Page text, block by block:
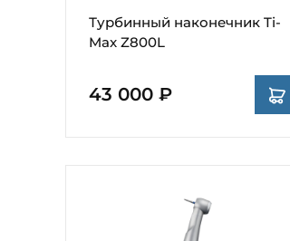
Турбинный наконечник Ti-
Max Z800L
43 000 ₽